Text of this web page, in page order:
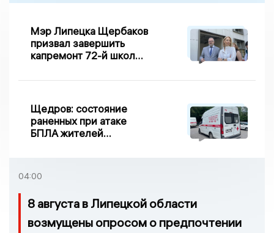
Мэр Липецка Щербаков
призвал завершить
капремонт 72-й школы
Щедров: состояние
раненных при атаке
БПЛА жителей
04:00
8 августа в Липецкой области
возмущены опросом о предпочтении